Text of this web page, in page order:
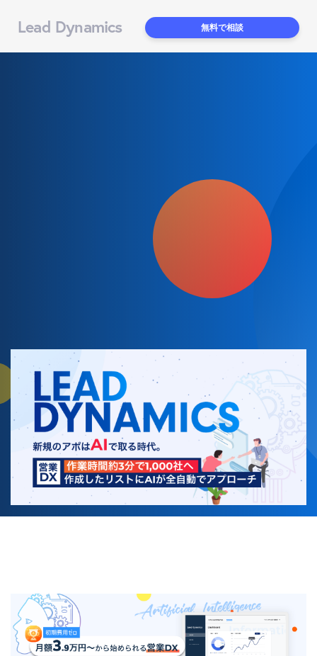
Lead Dynamics 無料で相談
ルの書き方完全ガイド｜商談
につながる文例・件名・送る
タイミング【2026年最新】
展示会 お礼メール 例文
INDUSTRY
BtoBセールス